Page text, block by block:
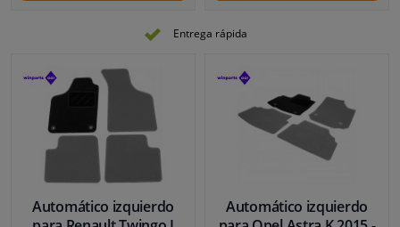
Entrega rápida
Automático izquierdo
Automático izquierdo